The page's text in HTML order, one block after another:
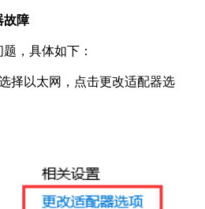
障
，具体如下：
以太网，点击更改适配器选